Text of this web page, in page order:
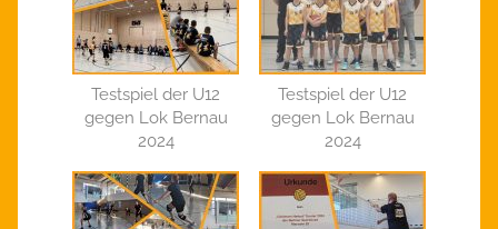
Testspiel der U12
gegen Lok Bernau
2024
Testspiel der U12
gegen Lok Bernau
2024